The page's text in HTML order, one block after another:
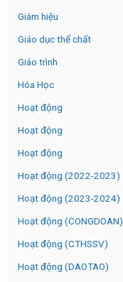
Giám hiệu
Giáo dục thể chất
Giáo trình
Hóa Học
Hoạt động
Hoạt động
Hoạt động
Hoạt động (2022-2023)
Hoạt động (2023-2024)
Hoạt động (CONGDOAN)
Hoạt động (CTHSSV)
Hoạt động (DAOTAO)